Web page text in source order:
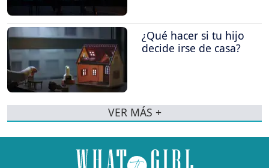
¿Qué hacer si tu hijo
decide irse de casa?
VER MÁS +